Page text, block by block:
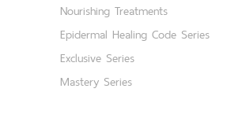
Nourishing Treatments
Epidermal Healing Code Series
Exclusive Series
Mastery Series